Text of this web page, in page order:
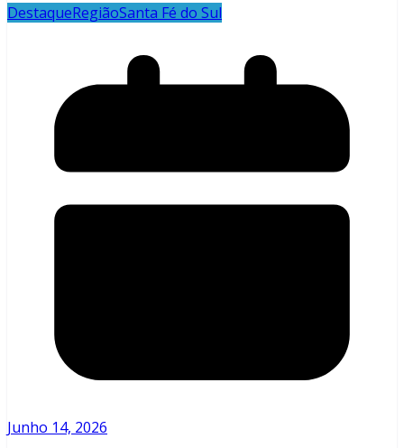
DestaqueRegiãoSanta Fé do Sul
Junho 14, 2026